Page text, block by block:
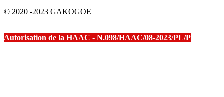
© 2020 -2023 GAKOGOE
Autorisation de la HAAC - N.098/HAAC/08-2023/PL/P